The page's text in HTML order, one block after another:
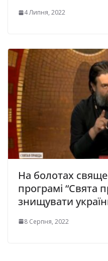
4 Липня, 2022
На болотах
програмі “Свята
знищувати
8 Серпня, 2022